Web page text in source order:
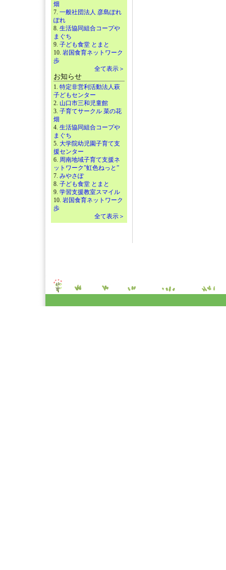
畑
7. 一般社団法人 彦島ぽれ
ぽれ
8. 生活協同組合コープや
まぐち
9. 子ども食堂 とまと
10. 岩国食育ネットワーク
歩
全て表示＞
お知らせ
1. 特定非営利活動法人萩
子どもセンター
2. 山口市三和児童館
3. 子育てサークル 菜の花
畑
4. 生活協同組合コープや
まぐち
5. 大学院幼児園子育て支
援センター
6. 周南地域子育て支援ネ
ットワーク”虹色ねっと”
7. みやさぽ
8. 子ども食堂 とまと
9. 学習支援教室スマイル
10. 岩国食育ネットワーク
歩
全て表示＞